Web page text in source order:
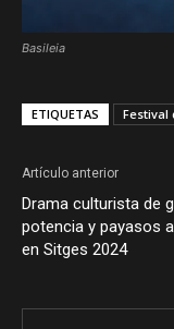
Basileia
ETIQUETAS Festival
Artículo anterior
Drama culturista de
potencia y payasos
en Sitges 2024